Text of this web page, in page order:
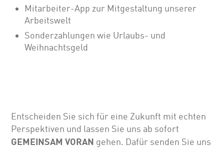
Mitarbeiter-App zur Mitgestaltung unserer
Arbeitswelt
Sonderzahlungen wie Urlaubs- und
Weihnachtsgeld
Entscheiden Sie sich für eine Zukunft mit echten
Perspektiven und lassen Sie uns ab sofort
GEMEINSAM VORAN gehen. Dafür senden Sie uns